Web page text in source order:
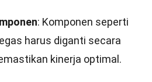
: Komponen seperti
harus diganti secara
kinerja optimal.